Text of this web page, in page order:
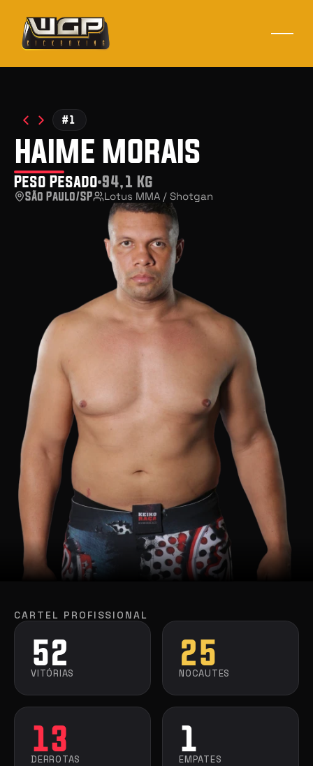
#1
haime morais
Peso Pesado 94,1 Kg
São Paulo/SP Lotus MMA / Shotgan
CARTEL PROFISSIONAL
52
VITÓRIAS
25
NOCAUTES
13
DERROTAS
1
EMPATES